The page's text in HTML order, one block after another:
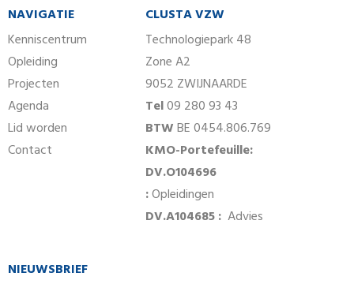
NAVIGATIE
Kenniscentrum
Opleiding
Projecten
Agenda
Lid worden
Contact
CLUSTA VZW
Technologiepark 48
Zone A2
9052 ZWIJNAARDE
Tel09 280 93 43
BTWBE 0454.806.769
KMO-Portefeuille:
DV.O104696
:Opleidingen
DV.A104685 : Advies
NIEUWSBRIEF